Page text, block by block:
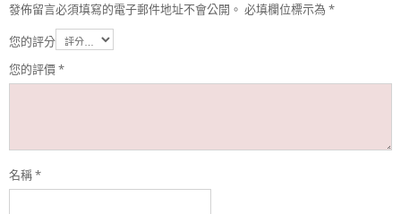
發佈留言必須填寫的電子郵件地址不會公開。 必填欄位標示為 *
您的評分
您的評價*
名稱*